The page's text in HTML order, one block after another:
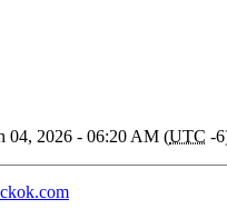
04, 2026 - 06:20 AM (UTC -